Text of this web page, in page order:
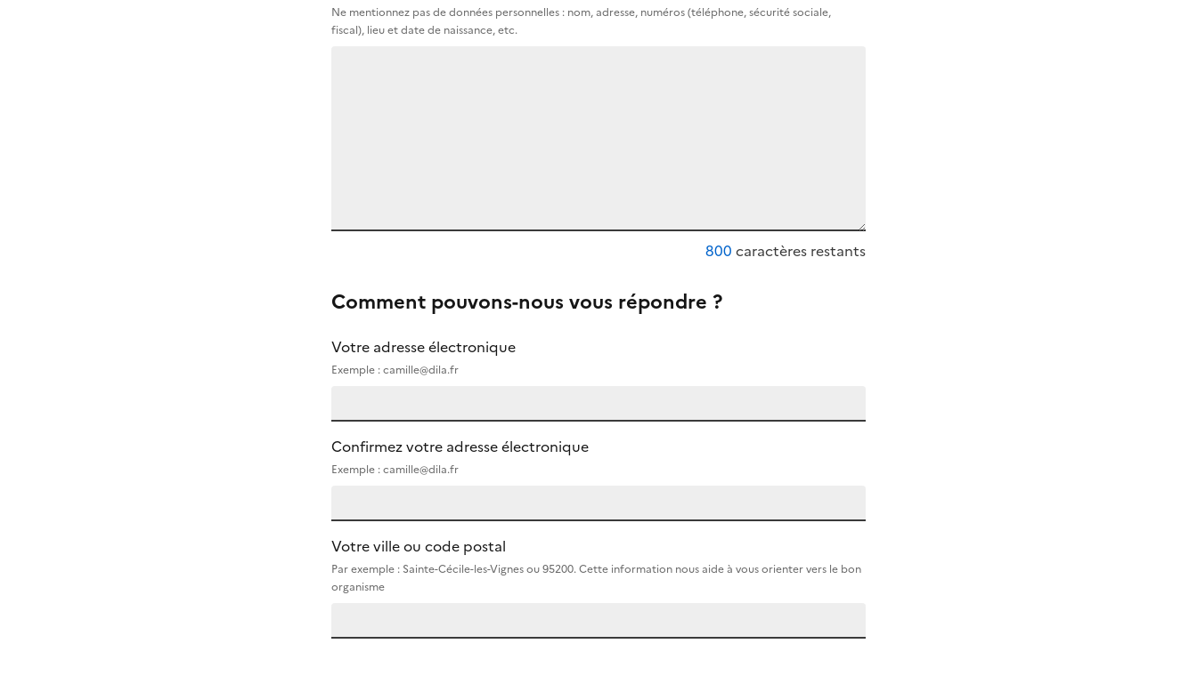
Ne mentionnez pas de données personnelles : nom, adresse, numéros (téléphone, sécurité sociale,
fiscal), lieu et date de naissance, etc.
800 caractères restants
Comment pouvons-nous vous répondre ?
Votre adresse électronique
Exemple : camille@dila.fr
Confirmez votre adresse électronique
Exemple : camille@dila.fr
Votre ville ou code postal
Par exemple : Sainte-Cécile-les-Vignes ou 95200. Cette information nous aide à vous orienter vers le bon
organisme